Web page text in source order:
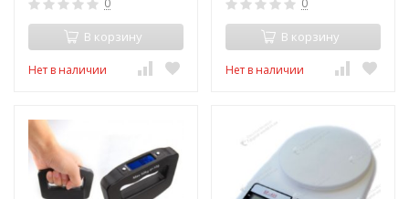
В корзину
Нет в наличии
В корзину
Нет в наличии